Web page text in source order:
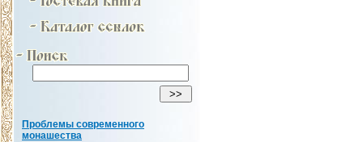
Проблемы современного
монашества